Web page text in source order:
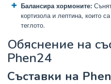
Балансира хормоните:
кортизола и лептина, които
теглото.
Обяснение на
Phen24
Съставки на